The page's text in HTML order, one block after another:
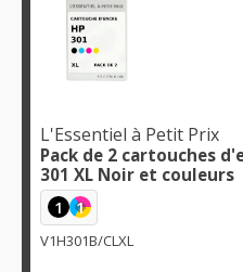
L'Essentiel à Petit Prix
Pack de 2 cartouches
301 XL Noir et couleurs
1 1
V1H301B/CLXL